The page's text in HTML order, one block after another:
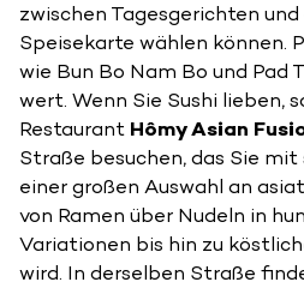
zwischen Tagesgerichten
Speisekarte wählen können.
wie Bun Bo Nam Bo und Pad
wert. Wenn Sie Sushi lieben,
Restaurant Hômy Asian
Straße besuchen, das Sie
einer großen Auswahl an
von Ramen über Nudeln in
Variationen bis hin zu
wird. In derselben Straße